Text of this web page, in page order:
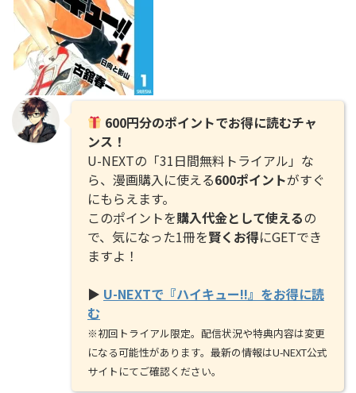
600円分のポイントでお得に読むチャ
ンス！
U-NEXTの「31日間無料トライアル」な
ら、漫画購入に使える600ポイントがすぐ
にもらえます。
このポイントを購入代金として使えるの
で、気になった1冊を賢くお得にGETでき
ますよ！
▶ U-NEXTで『ハイキュー!!』をお得に読
む
※初回トライアル限定。配信状況や特典内容は変更
になる可能性があります。最新の情報はU-NEXT公式
サイトにてご確認ください。